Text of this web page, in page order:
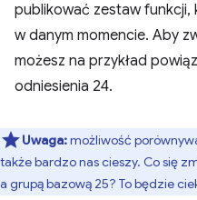
publikować zestaw funkcji,
w danym momencie. Aby
możesz na przykład
odniesienia 24.
Uwaga:możliwość
także bardzo nas cieszy. Co się
a grupą bazową 25? To będzie